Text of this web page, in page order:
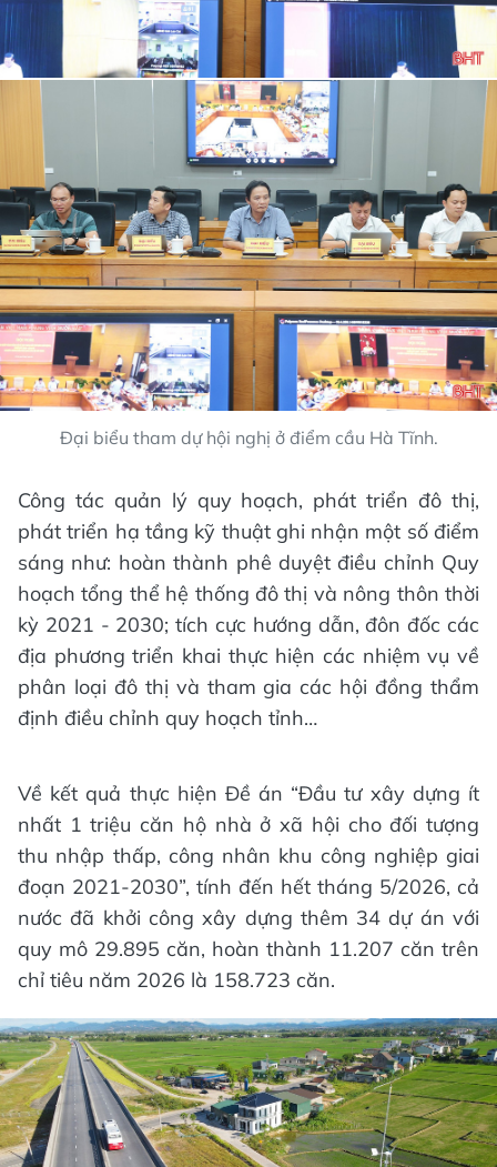
Đại biểu tham dự hội nghị ở điểm cầu Hà Tĩnh.
Công tác quản lý quy hoạch, phát triển đô thị,
phát triển hạ tầng kỹ thuật ghi nhận một số điểm
sáng như: hoàn thành phê duyệt điều chỉnh Quy
hoạch tổng thể hệ thống đô thị và nông thôn thời
kỳ 2021 - 2030; tích cực hướng dẫn, đôn đốc các
địa phương triển khai thực hiện các nhiệm vụ về
phân loại đô thị và tham gia các hội đồng thẩm
định điều chỉnh quy hoạch tỉnh…
Về kết quả thực hiện Đề án “Đầu tư xây dựng ít
nhất 1 triệu căn hộ nhà ở xã hội cho đối tượng
thu nhập thấp, công nhân khu công nghiệp giai
đoạn 2021-2030”, tính đến hết tháng 5/2026, cả
nước đã khởi công xây dựng thêm 34 dự án với
quy mô 29.895 căn, hoàn thành 11.207 căn trên
chỉ tiêu năm 2026 là 158.723 căn.